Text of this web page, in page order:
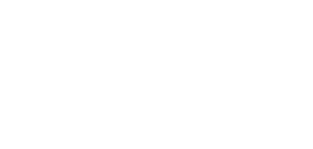
Persönliche
Sicheres Einkaufen